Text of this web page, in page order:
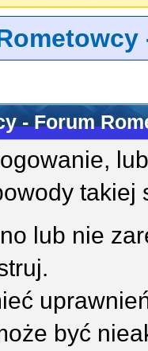
- Forum
takiej
lub nie
być